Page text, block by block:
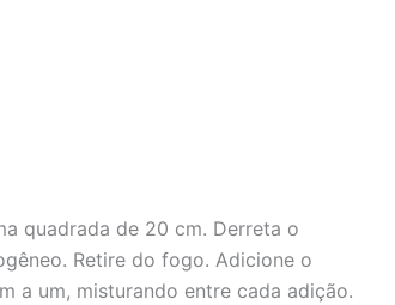
quadrada de 20 cm. Derreta o
Retire do fogo. Adicione o
a um, misturando entre cada adição.